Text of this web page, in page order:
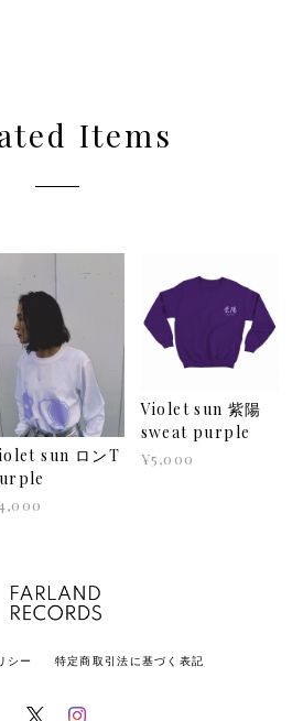
Items
sun ロンT
Violet sun 紫陽
sweat purple
¥5,000
シー 特定商取引法に基づく表記